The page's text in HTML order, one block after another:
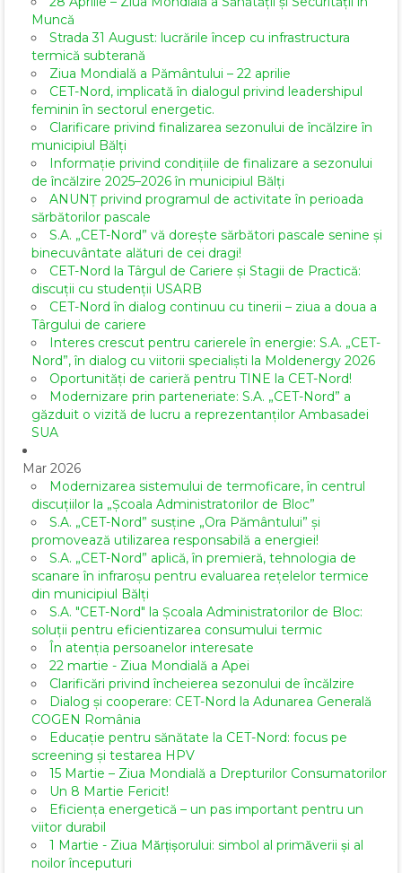
Muncă
Strada 31 August: lucrările încep cu infrastructura
termică subterană
Ziua Mondială a Pământului – 22 aprilie
CET-Nord, implicată în dialogul privind leadershipul
feminin în sectorul energetic.
Clarificare privind finalizarea sezonului de încălzire în
municipiul Bălți
Informație privind condițiile de finalizare a sezonului
de încălzire 2025–2026 în municipiul Bălți
ANUNȚ privind programul de activitate în perioada
sărbătorilor pascale
S.A. „CET-Nord” vă dorește sărbători pascale senine și
binecuvântate alături de cei dragi!
CET-Nord la Târgul de Cariere și Stagii de Practică:
discuții cu studenții USARB
CET-Nord în dialog continuu cu tinerii – ziua a doua a
Târgului de cariere
Interes crescut pentru carierele în energie: S.A. „CET-
Nord”, în dialog cu viitorii specialiști la Moldenergy 2026
Oportunități de carieră pentru TINE la CET-Nord!
Modernizare prin parteneriate: S.A. „CET-Nord” a
găzduit o vizită de lucru a reprezentanților Ambasadei
SUA
Mar 2026
Modernizarea sistemului de termoficare, în centrul
discuțiilor la „Școala Administratorilor de Bloc”
S.A. „CET-Nord” susține „Ora Pământului” și
promovează utilizarea responsabilă a energiei!
S.A. „CET-Nord” aplică, în premieră, tehnologia de
scanare în infraroșu pentru evaluarea rețelelor termice
din municipiul Bălți
S.A. "CET-Nord" la Școala Administratorilor de Bloc:
soluții pentru eficientizarea consumului termic
În atenția persoanelor interesate
22 martie - Ziua Mondială a Apei
Clarificări privind încheierea sezonului de încălzire
Dialog și cooperare: CET-Nord la Adunarea Generală
COGEN România
Educație pentru sănătate la CET-Nord: focus pe
screening și testarea HPV
15 Martie – Ziua Mondială a Drepturilor Consumatorilor
Un 8 Martie Fericit!
Eficiența energetică – un pas important pentru un
viitor durabil
1 Martie - Ziua Mărțișorului: simbol al primăverii și al
noilor începuturi